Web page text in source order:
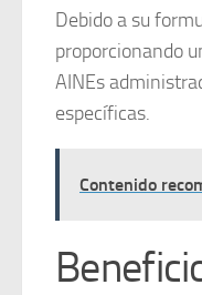
Debido a su
proporcionando
AINEs
específicas.
Contenido